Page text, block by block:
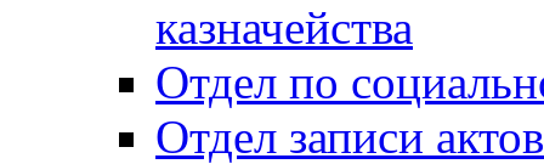
казначейства
Отдел по
Отдел записи